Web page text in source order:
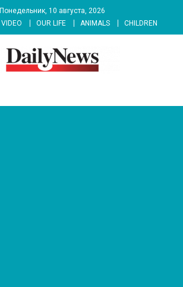
Понедельник, 10 августа, 2026
VIDEO OUR LIFE ANIMALS CHILDREN